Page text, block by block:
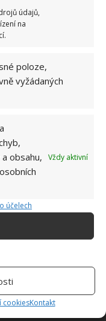
údajů,
na
poloze,
vyžádaných
obsahu,
Vždy aktivní
účelech
cookiesKontakt
zemědělské
je již od malička
V podstatě vše, co je